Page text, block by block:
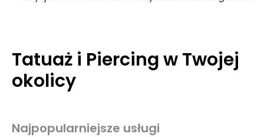
Tatuaż i Piercing w Twojej
okolicy
Najpopularniejsze usługi